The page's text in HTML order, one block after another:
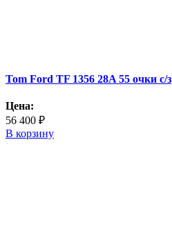
Tom Ford TF 1356 28A 55 очки с/з
Цена:
56 400 ₽
В корзину